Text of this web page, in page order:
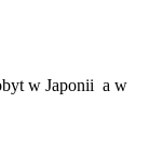
w Japonii a w